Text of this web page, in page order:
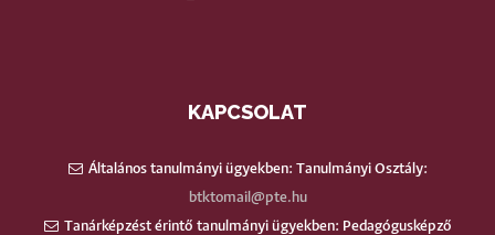
KAPCSOLAT
Általános tanulmányi ügyekben: Tanulmányi Osztály:
btktomail@pte.hu
Tanárképzést érintő tanulmányi ügyekben: Pedagógusképző